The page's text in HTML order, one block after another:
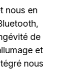
nous en
de
et
nous